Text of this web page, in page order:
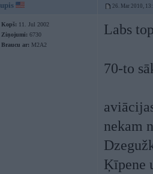
upis 26. Mar 2010,
Kopš: 11. Jul 2002
Ziņojumi: 6730
Braucu ar: M2A2
Labs
70-to
nekam
Ķīpene